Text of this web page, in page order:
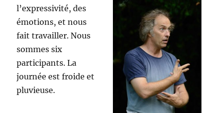
l’expressivité, des
émotions, et nous
fait travailler. Nous
sommes six
participants. La
journée est froide et
pluvieuse.